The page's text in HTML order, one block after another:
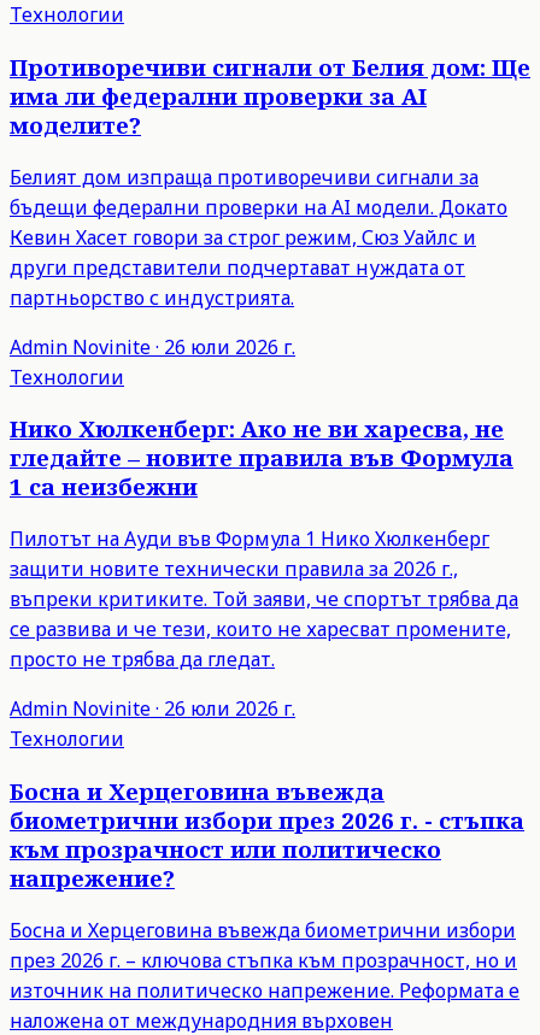
Технологии
Противоречиви сигнали от Белия дом: Ще
има ли федерални проверки за AI
моделите?
Белият дом изпраща противоречиви сигнали за
бъдещи федерални проверки на AI модели. Докато
Кевин Хасет говори за строг режим, Сюз Уайлс и
други представители подчертават нуждата от
партньорство с индустрията.
Admin Novinite· 26 юли 2026 г.
Технологии
Нико Хюлкенберг: Ако не ви харесва, не
гледайте – новите правила във Формула
1 са неизбежни
Пилотът на Ауди във Формула 1 Нико Хюлкенберг
защити новите технически правила за 2026 г.,
въпреки критиките. Той заяви, че спортът трябва да
се развива и че тези, които не харесват промените,
просто не трябва да гледат.
Admin Novinite· 26 юли 2026 г.
Технологии
Босна и Херцеговина въвежда
биометрични избори през 2026 г. - стъпка
към прозрачност или политическо
напрежение?
Босна и Херцеговина въвежда биометрични избори
през 2026 г. – ключова стъпка към прозрачност, но и
източник на политическо напрежение. Реформата е
наложена от международния върховен